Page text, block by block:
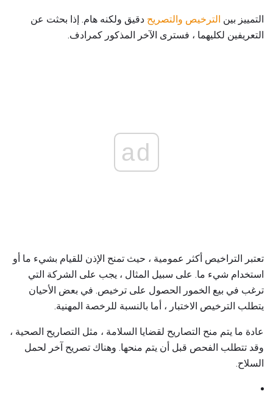
التمييز بين الترخيص والتصريح دقيق ولكنه هام. إذا بحثت عن
التعريفين لكليهما ، فسترى الآخر المذكور كمرادف.
ad
تعتبر التراخيص أكثر عمومية ، حيث تمنح الإذن للقيام بشيء ما أو
استخدام شيء ما. على سبيل المثال ، يجب على الشركة التي
ترغب في بيع الخمور الحصول على ترخيص. في بعض الأحيان
يتطلب الترخيص الاختبار ، أما بالنسبة للرخصة المهنية.
عادة ما يتم منح التصاريح لقضايا السلامة ، مثل التصاريح الصحية ،
وقد تتطلب الفحص قبل أن يتم منحها. وهناك تصريح آخر لحمل
السلاح.